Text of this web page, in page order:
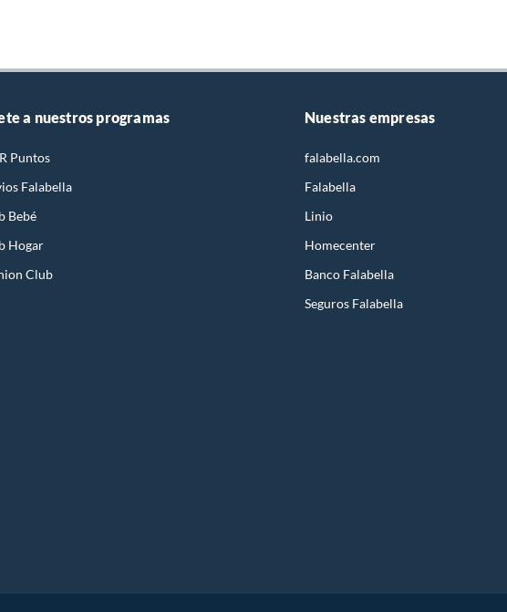
a nuestros programas
Puntos
Falabella
Bebé
Hogar
Club
Nuestras empresas
falabella.com
Falabella
Linio
Homecenter
Banco Falabella
Seguros Falabella